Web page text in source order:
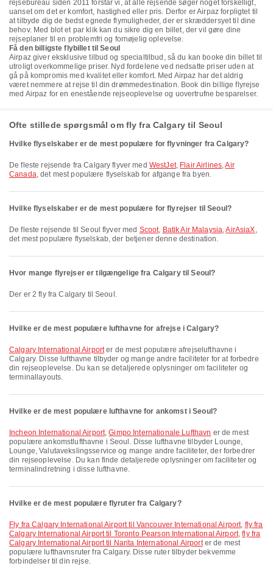
rejsebureau siden 2011 forstår vi, at alle rejsende søger noget forskelligt,
uanset om det er komfort, hastighed eller pris. Derfor er Airpaz forpligtet til
at tilbyde dig de bedst egnede flymuligheder, der er skræddersyet til dine
behov. Med blot et par klik kan du sikre dig en billet, der vil gøre dine
rejseplaner til en problemfri og fornøjelig oplevelse.
Få den billigste flybillet til Seoul
Airpaz giver eksklusive tilbud og specialtilbud, så du kan booke din billet til
utroligt overkommelige priser. Nyd fordelene ved nedsatte priser uden at
gå på kompromis med kvalitet eller komfort. Med Airpaz har det aldrig
været nemmere at rejse til din drømmedestination. Book din billige flyrejse
med Airpaz for en enestående rejseoplevelse og uovertrufne besparelser.
Ofte stillede spørgsmål om fly fra Calgary til Seoul
Hvilke flyselskaber er de mest populære for flyvninger fra Calgary?
De fleste rejsende fra Calgary flyver med WestJet, Flair Airlines,Air
Canada, det mest populære flyselskab for afgange fra byen.
Hvilke flyselskaber er de mest populære for flyrejser til Seoul?
De fleste rejsende til Seoul flyver med Scoot, Batik Air Malaysia,AirAsiaX,
det mest populære flyselskab, der betjener denne destination.
Hvor mange flyrejser er tilgængelige fra Calgary til Seoul?
Der er 2 fly fra Calgary til Seoul.
Hvilke er de mest populære lufthavne for afrejse i Calgary?
Calgary International Airporter de mest populære afrejselufthavne i
Calgary. Disse lufthavne tilbyder og mange andre faciliteter for at forbedre
din rejseoplevelse. Du kan se detaljerede oplysninger om faciliteter og
terminallayouts.
Hvilke er de mest populære lufthavne for ankomst i Seoul?
Incheon International Airport,Gimpo Internationale Lufthavn er de mest
populære ankomstlufthavne i Seoul. Disse lufthavne tilbyder Lounge,
Lounge, Valutavekslingsservice og mange andre faciliteter, der forbedrer
din rejseoplevelse. Du kan finde detaljerede oplysninger om faciliteter og
terminalindretning i disse lufthavne.
Hvilke er de mest populære flyruter fra Calgary?
fly fra Calgary International Airport til Vancouver International Airport, fly fra
Calgary International Airport til Toronto Pearson International Airport,fly fra
Calgary International Airport til Narita International Airporter de mest
populære lufthavnsruter fra Calgary. Disse ruter tilbyder bekvemme
forbindelser til din rejse.